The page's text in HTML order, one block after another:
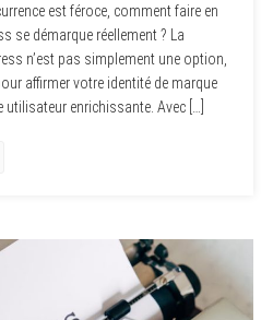
est féroce, comment faire en
se démarque réellement ? La
n’est pas simplement une option,
affirmer votre identité de marque
enrichissante. Avec […]